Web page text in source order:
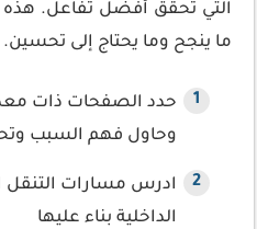
التي تحقق أفضل تفاعل.
ما ينجح وما يحتاج إلى تحسين.
حدد الصفحات ذات معدل
وحاول فهم السبب
ادرس مسارات التنقل
الداخلية بناء عليها